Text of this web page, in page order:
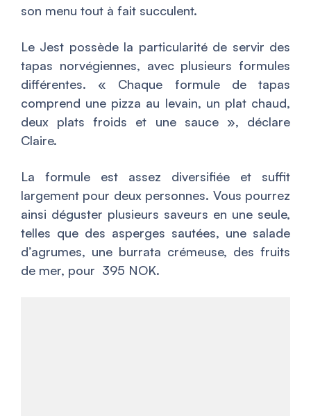
son menu tout à fait succulent.
Le Jest possède la particularité de servir des
tapas norvégiennes, avec plusieurs formules
différentes. « Chaque formule de tapas
comprend une pizza au levain, un plat chaud,
deux plats froids et une sauce», déclare
Claire.
La formule est assez diversifiée et suffit
largement pour deux personnes. Vous pourrez
ainsi déguster plusieurs saveurs en une seule,
telles que des asperges sautées, une salade
d’agrumes, une burrata crémeuse, des fruits
de mer, pour 395 NOK.